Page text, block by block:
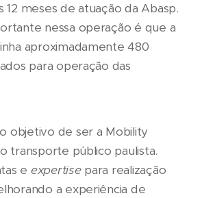
12 meses de atuação da Abasp.
nessa operação é que a
aproximadamente 480
para operação das
objetivo de ser a Mobility
transporte público paulista.
e expertisepara realização
a experiência de